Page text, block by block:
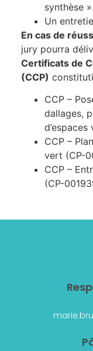
synthèse ».
Un
En cas de
jury pourra
Certificats de
(CCP)
CCP –
dallages,
CCP –
vert (CP-
CCP –
(CP-